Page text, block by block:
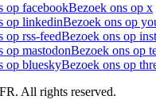
op facebookBezoek ons op x
op linkedinBezoek ons op
op rss-feedBezoek ons op
op mastodonBezoek ons op
op blueskyBezoek ons op
All rights reserved.